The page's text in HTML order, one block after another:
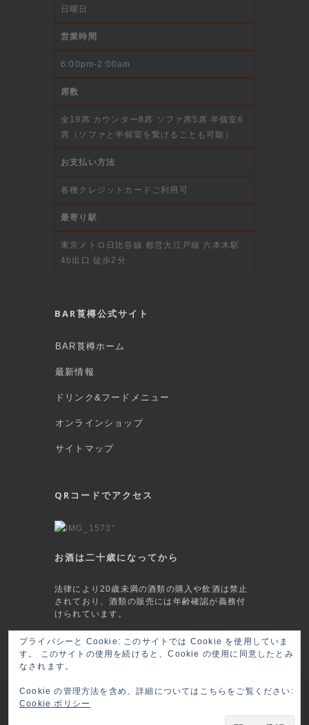
日曜日
営業時間
6:00pm-2:00am
席数
全19席 カウンター8席 ソファ席5席 半個室6
席（ソファと半個室を繋げることも可能）
お支払い方法
各種クレジットカードご利用可
最寄り駅
東京メトロ日比谷線 都営大江戸線 六本木駅
4b出口 徒歩2分
BAR莨樽公式サイト
BAR莨樽ホーム
最新情報
ドリンク&フードメニュー
オンラインショップ
サイトマップ
QRコードでアクセス
お酒は二十歳になってから
法律により20歳未満の酒類の購入や飲酒は禁止
されており、酒類の販売には年齢確認が義務付
けられています。
This site is protected by reCAPTCHA and
the GooglePrivacy PolicyandTerms of
Service
Copyright © 2026 六本木 BAR莨樽(ロウタル/
ロータル) RO-TARU Roppongi, Tokyo
プライバシーと Cookie: このサイトでは Cookie を使用していま
す。 このサイトの使用を続けると、Cookie の使用に同意したとみ
なされます。
Cookie の管理方法を含め、詳細についてはこちらをご覧ください:
Cookie ポリシー